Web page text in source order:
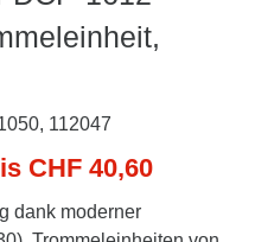
112047
CHF 40,60
dank moderner